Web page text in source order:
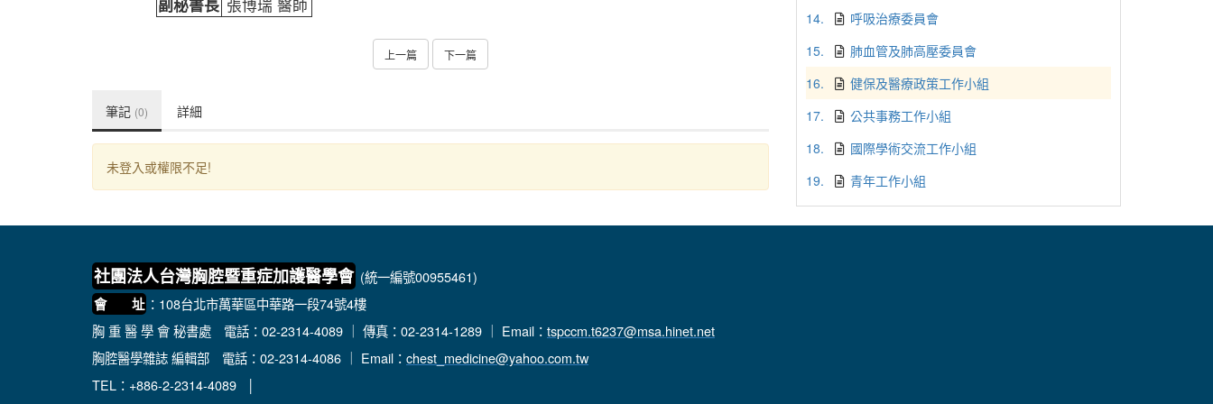
副秘書長 張博瑞 醫師
上一篇 下一篇
筆記 (0) 詳細
未登入或權限不足!
14.
呼吸治療委員會
15.
肺血管及肺高壓委員會
16.
健保及醫療政策工作小組
17.
公共事務工作小組
18.
國際學術交流工作小組
19.
青年工作小組
社團法人台灣胸腔暨重症加護醫學會 (統一編號00955461)
會 址 ：108台北市萬華區中華路一段74號4樓
胸 重 醫 學 會 秘書處 電話：02-2314-4089 ｜ 傳真：02-2314-1289 ｜ Email： tspccm.t6237@msa.hinet.net
胸腔醫學雜誌 編輯部 電話：02-2314-4086 ｜ Email： chest_medicine@yahoo.com.tw
TEL：+886-2-2314-4089 │